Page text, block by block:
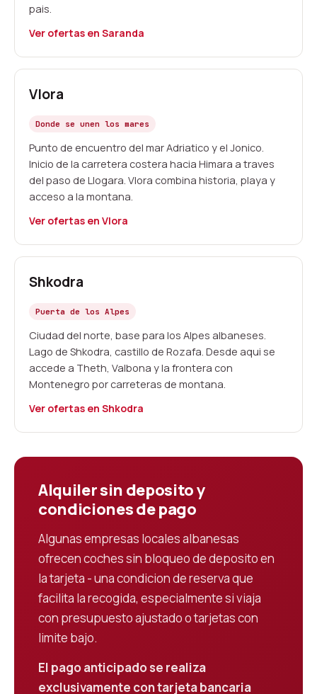
pais.
Ver ofertas en Saranda
Vlora
Donde se unen los mares
Punto de encuentro del mar Adriatico y el Jonico.
Inicio de la carretera costera hacia Himara a traves
del paso de Llogara. Vlora combina historia, playa y
acceso a la montana.
Ver ofertas en Vlora
Shkodra
Puerta de los Alpes
Ciudad del norte, base para los Alpes albaneses.
Lago de Shkodra, castillo de Rozafa. Desde aqui se
accede a Theth, Valbona y la frontera con
Montenegro por carreteras de montana.
Ver ofertas en Shkodra
Alquiler sin deposito y
condiciones de pago
Algunas empresas locales albanesas
ofrecen coches sin bloqueo de deposito en
la tarjeta - una condicion de reserva que
facilita la recogida, especialmente si viaja
con presupuesto ajustado o tarjetas con
limite bajo.
El pago anticipado se realiza
exclusivamente con tarjeta bancaria